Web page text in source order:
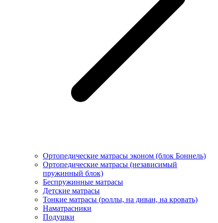
Ортопедические матрасы эконом (блок Боннель)
Ортопедические матрасы (независимый
пружинный блок)
Беcпружинные матрасы
Детские матрасы
Тонкие матрасы (роллы, на диван, на кровать)
Наматрасники
Подушки